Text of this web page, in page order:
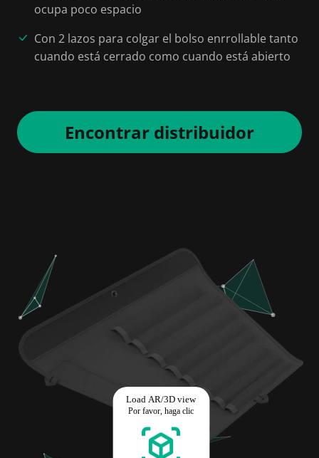
ocupa poco espacio
Con 2 lazos para colgar el bolso enrrollable tanto
cuando está cerrado como cuando está abierto
Encontrar distribuidor